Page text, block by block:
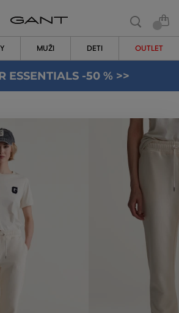
MUŽI DETI OUTLET
ESSENTIALS -50 % >>